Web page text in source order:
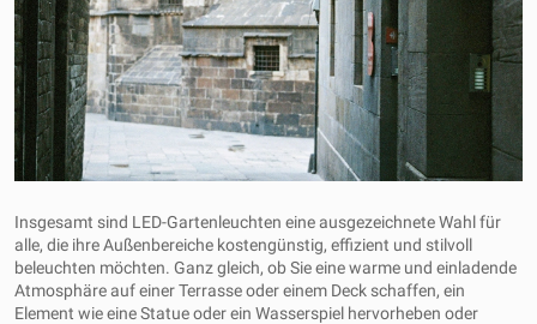
Insgesamt sind LED-Gartenleuchten eine ausgezeichnete Wahl für
alle, die ihre Außenbereiche kostengünstig, effizient und stilvoll
beleuchten möchten. Ganz gleich, ob Sie eine warme und einladende
Atmosphäre auf einer Terrasse oder einem Deck schaffen, ein
Element wie eine Statue oder ein Wasserspiel hervorheben oder